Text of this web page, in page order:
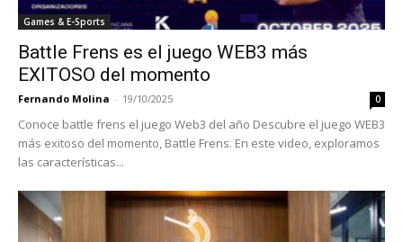
Games & E-Sports
Battle Frens es el juego WEB3 más
EXITOSO del momento
Fernando Molina - 19/10/2025 0
Conoce battle frens el juego Web3 del año Descubre el juego WEB3
más exitoso del momento, Battle Frens. En este video, exploramos
las características...